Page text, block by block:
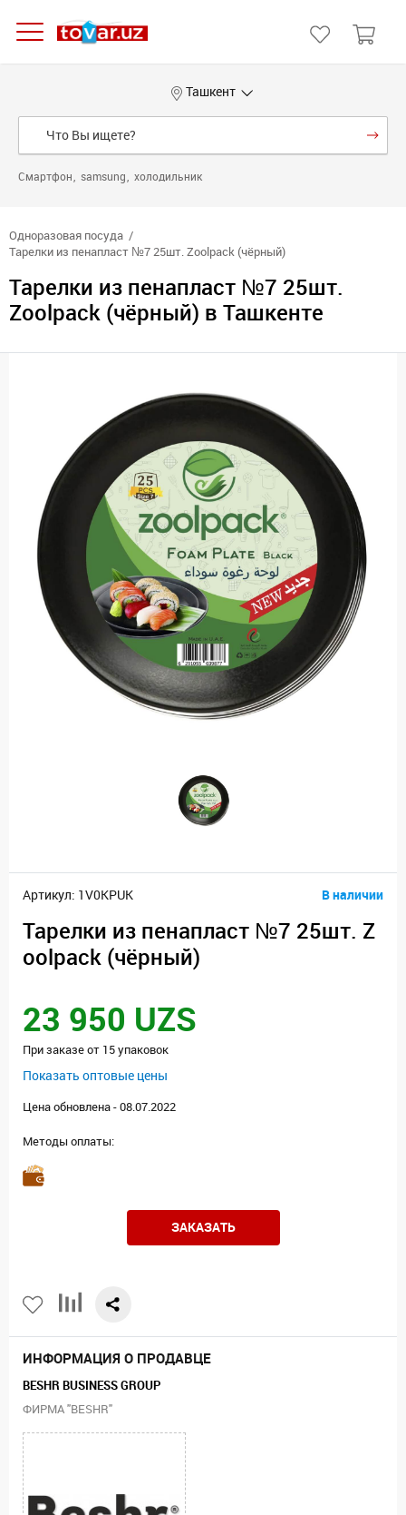
Ташкент
Смартфон samsung холодильник
Одноразовая посуда
Тарелки из пенапласт №7 25шт. Zoolpack (чёрный)
Тарелки из пенапласт №7 25шт.
Zoolpack (чёрный) в Ташкенте
Артикул: 1V0KPUK В наличии
Тарелки из пенапласт №7 25шт. Z
oolpack (чёрный)
23 950 UZS
При заказе от 15 упаковок
Показать оптовые цены
Цена обновлена - 08.07.2022
Методы оплаты:
ЗАКАЗАТЬ
ИНФОРМАЦИЯ О ПРОДАВЦЕ
BESHR BUSINESS GROUP
ФИРМА "BESHR"